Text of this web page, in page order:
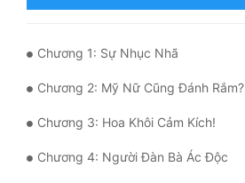
Phong Thủy - Tâm Linh
Phương Tây
Quan Trường
Chương 1: Sự Nhục Nhã
Chương 2: Mỹ Nữ Cũng Đánh Rắm?
Chương 3: Hoa Khôi Cảm Kích!
Chương 4: Người Đàn Bà Ác Độc